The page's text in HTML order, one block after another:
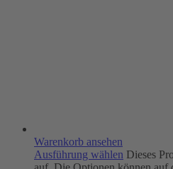
Warenkorb ansehen
Ausführung wählen Dieses